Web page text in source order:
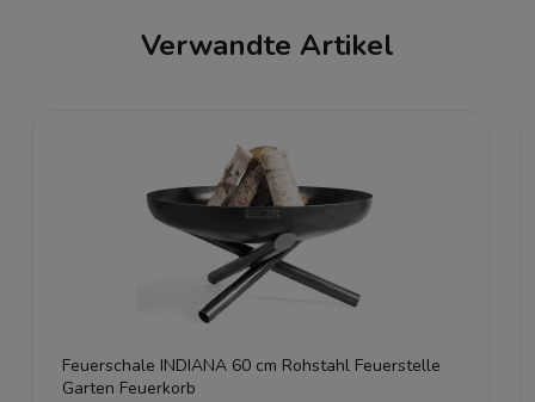
Verwandte Artikel
Feuerschale INDIANA 60 cm Rohstahl Feuerstelle
Garten Feuerkorb